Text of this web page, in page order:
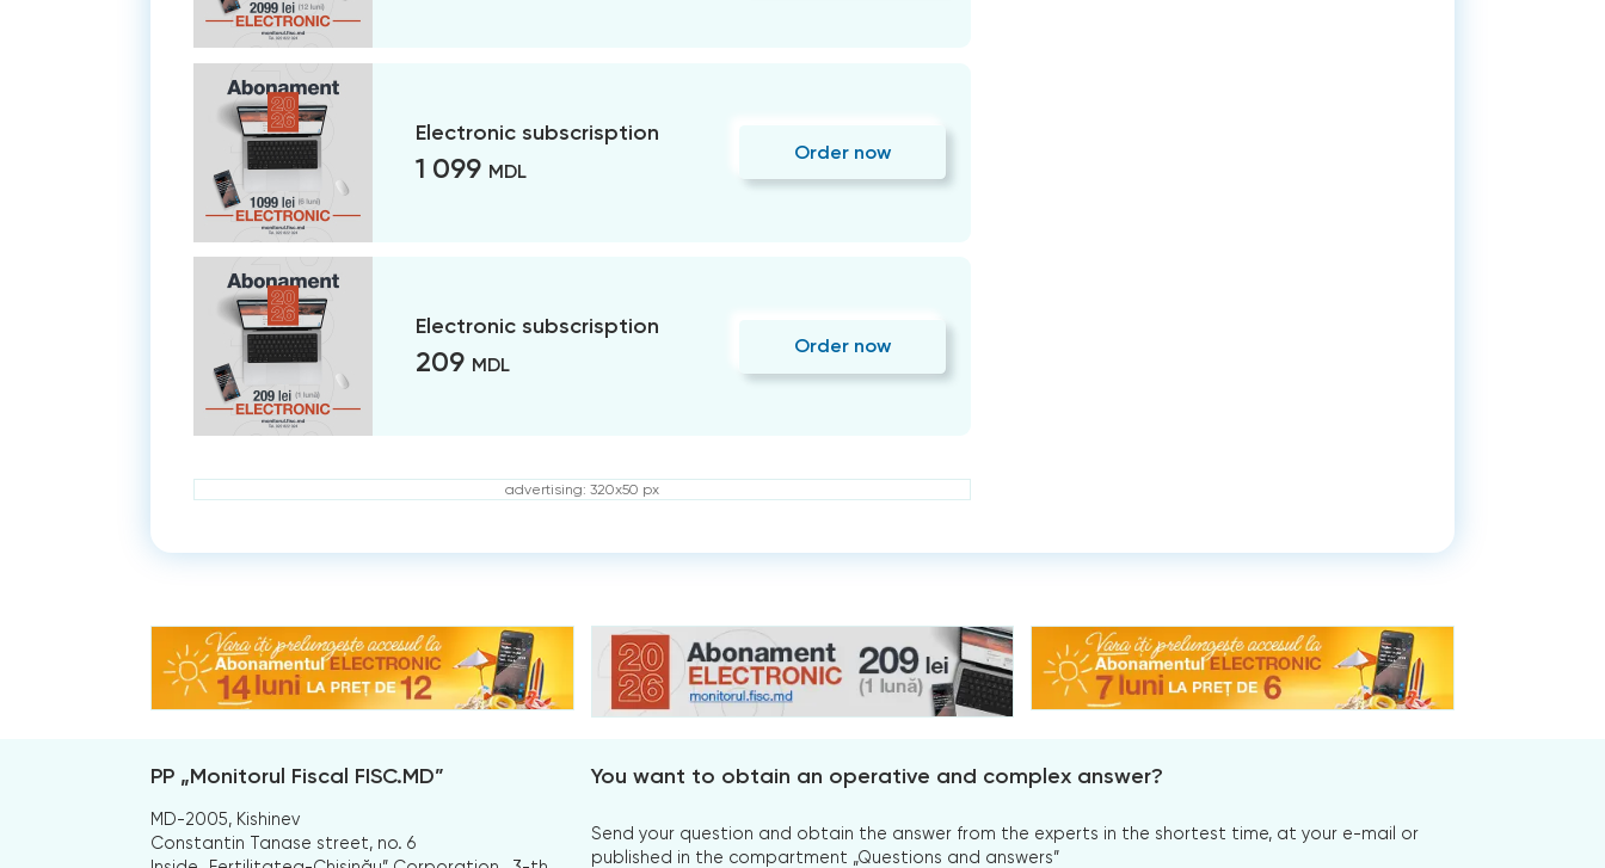
Electronic subscrisption
1 099 MDL
Order now
Electronic subscrisption
209 MDL
Order now
advertising: 320x50 px
PP „Monitorul Fiscal FISC.MD”
MD-2005, Kishinev
Constantin Tanase street, no. 6
You want to obtain an operative and complex answer?
Send your question and obtain the answer from the experts in the shortest time, at your e-mail or
published in the compartment „Questions and answers”